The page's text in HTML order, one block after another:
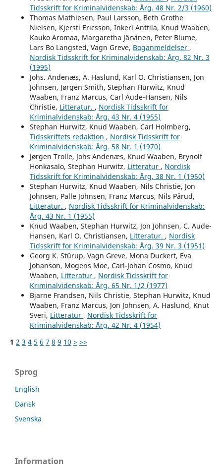
Tidsskrift for Kriminalvidenskab: Årg. 48 Nr. 2/3 (1960)
Thomas Mathiesen, Paul Larsson, Beth Grothe
Nielsen, Kjersti Ericsson, Inkeri Anttila, Knud Waaben,
Kauko Aromaa, Margaretha Järvinen, Peter Blume,
Lars Bo Langsted, Vagn Greve, Boganmeldelser ,
Nordisk Tidsskrift for Kriminalvidenskab: Årg. 82 Nr. 3
(1995)
Johs. Andenæs, A. Haslund, Karl O. Christiansen, Jon
Johnsen, Jørgen Smith, Stephan Hurwitz, Knud
Waaben, Franz Marcus, Carl Aude-Hansen, Nils
Christie, Litteratur. , Nordisk Tidsskrift for
Kriminalvidenskab: Årg. 43 Nr. 4 (1955)
Stephan Hurwitz, Knud Waaben, Carl Holmberg,
Tidsskriftets redaktion , Nordisk Tidsskrift for
Kriminalvidenskab: Årg. 58 Nr. 1 (1970)
Jørgen Trolle, Johs Andenæs, Knud Waaben, Brynolf
Honkasalo, Stephan Hurwitz, Litteratur , Nordisk
Tidsskrift for Kriminalvidenskab: Årg. 38 Nr. 1 (1950)
Stephan Hurwitz, Knud Waaben, Nils Christie, Jon
Johnsen, Palle Johnsen, Franz Marcus, Nils Pårud,
Litteratur. , Nordisk Tidsskrift for Kriminalvidenskab:
Årg. 43 Nr. 1 (1955)
Knud Waaben, Stephan Hurwitz, Jon Johnsen, C. Aude-
Hansen, Karl O. Christiansen, Litteratur. , Nordisk
Tidsskrift for Kriminalvidenskab: Årg. 39 Nr. 3 (1951)
Georg K. Stürup, Vagn Greve, Mona Duckert, Eva
Johanson, Mogens Moe, Carl-Johan Cosmo, Knud
Waaben, Litteratur , Nordisk Tidsskrift for
Kriminalvidenskab: Årg. 65 Nr. 1/2 (1977)
Bjarne Frandsen, Nils Christie, Stephan Hurwitz, Knud
Waaben, Franz Marcus, Jon Johnsen, A. Haslund, Knut
Sveri, Litteratur , Nordisk Tidsskrift for
Kriminalvidenskab: Årg. 42 Nr. 4 (1954)
1 2 3 4 5 6 7 8 9 10 > >>
Sprog
English
Dansk
Svenska
Information